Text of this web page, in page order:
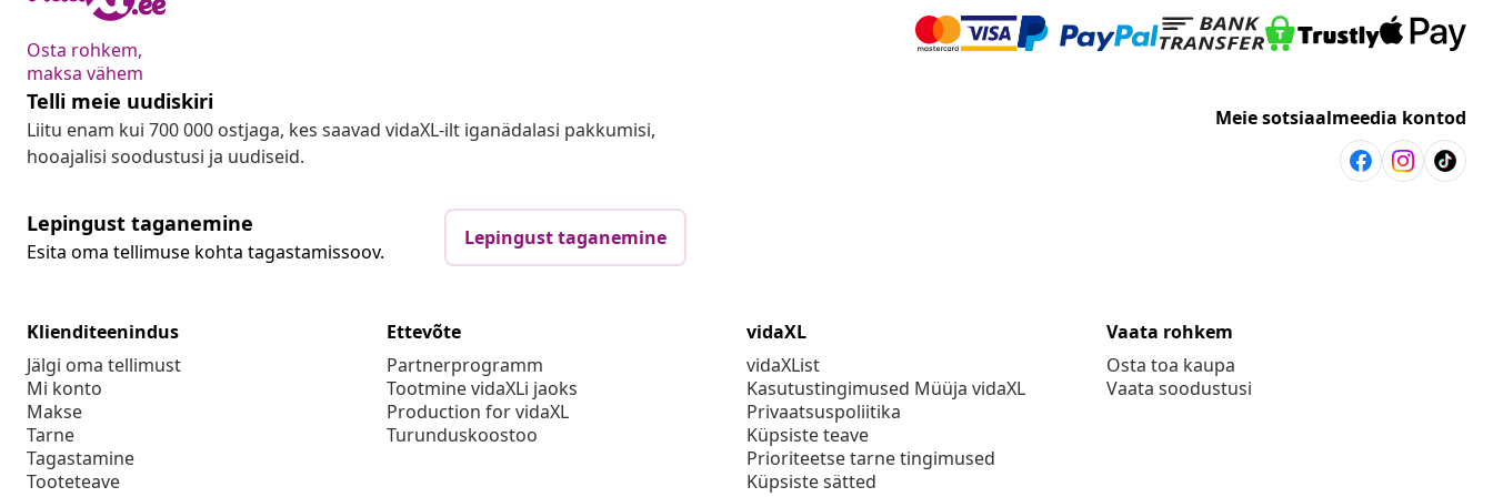
Osta rohkem,
maksa vähem
Telli meie uudiskiri
Liitu enam kui 700 000 ostjaga, kes saavad vidaXL-ilt iganädalasi pakkumisi,
hooajalisi soodustusi ja uudiseid.
Meie sotsiaalmeedia kontod
Lepingust taganemine
Esita oma tellimuse kohta tagastamissoov.
Lepingust taganemine
Klienditeenindus
Jälgi oma tellimust
Mi konto
Makse
Tarne
Tagastamine
Tooteteave
Ettevõte
Partnerprogramm
Tootmine vidaXLi jaoks
Production for vidaXL
Turunduskoostoo
vidaXL
vidaXList
Kasutustingimused Müüja vidaXL
Privaatsuspoliitika
Küpsiste teave
Prioriteetse tarne tingimused
Küpsiste sätted
Vaata rohkem
Osta toa kaupa
Vaata soodustusi